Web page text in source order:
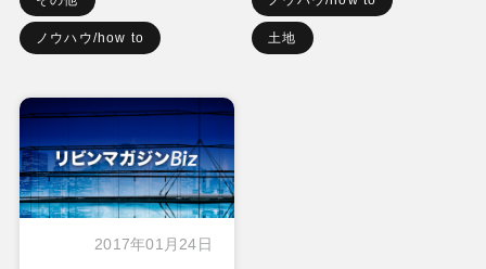
ノウハウ/how to 土地
2017年01月24日